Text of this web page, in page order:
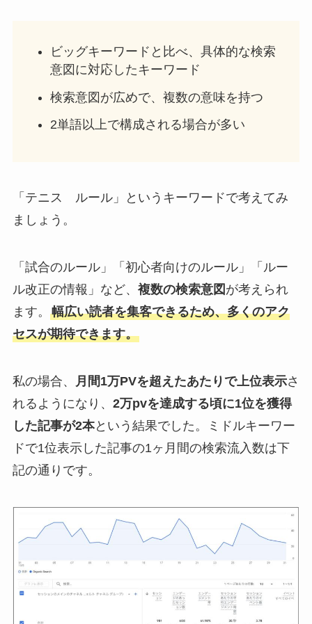
ビッグキーワードと比べ、具体的な検索
意図に対応したキーワード
検索意図が広めで、複数の意味を持つ
2単語以上で構成される場合が多い
「テニス ルール」というキーワードで考えてみ
ましょう。
「試合のルール」「初心者向けのルール」「ルー
ル改正の情報」など、 複数の検索意図 が考えられ
ます。 幅広い読者を集客できるため、多くのアク
セスが期待できます。
私の場合、 月間1万PVを超えたあたりで上位表示さ
れるようになり、 2万pvを達成する頃に1位を獲得
した記事が2本という結果でした。ミドルキーワー
ドで1位表示した記事の1ヶ月間の検索流入数は下
記の通りです。